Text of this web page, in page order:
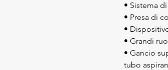
• Sistema
• Presa di
•
• Grandi
• Gancio
tubo